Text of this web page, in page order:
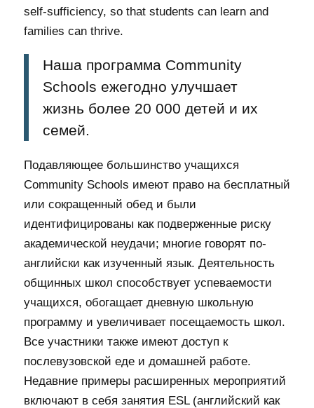
self-sufficiency, so that students can learn and
families can thrive.
Наша программа Community
Schools ежегодно улучшает
жизнь более 20 000 детей и их
семей.
Подавляющее большинство учащихся
Community Schools имеют право на бесплатный
или сокращенный обед и были
идентифицированы как подверженные риску
академической неудачи; многие говорят по-
английски как изученный язык. Деятельность
общинных школ способствует успеваемости
учащихся, обогащает дневную школьную
программу и увеличивает посещаемость школ.
Все участники также имеют доступ к
послевузовской еде и домашней работе.
Недавние примеры расширенных мероприятий
включают в себя занятия ESL (английский как